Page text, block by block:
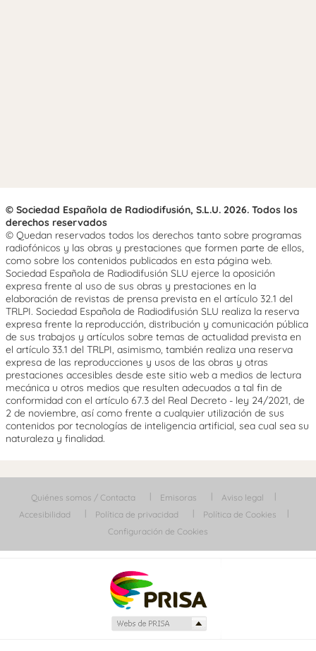
© Sociedad Española de Radiodifusión, S.L.U. 2026. Todos los
derechos reservados
© Quedan reservados todos los derechos tanto sobre programas
radiofónicos y las obras y prestaciones que formen parte de ellos,
como sobre los contenidos publicados en esta página web.
Sociedad Española de Radiodifusión SLU ejerce la oposición
expresa frente al uso de sus obras y prestaciones en la
elaboración de revistas de prensa prevista en el artículo 32.1 del
TRLPI. Sociedad Española de Radiodifusión SLU realiza la reserva
expresa frente la reproducción, distribución y comunicación pública
de sus trabajos y artículos sobre temas de actualidad prevista en
el artículo 33.1 del TRLPI, asimismo, también realiza una reserva
expresa de las reproducciones y usos de las obras y otras
prestaciones accesibles desde este sitio web a medios de lectura
mecánica u otros medios que resulten adecuados a tal fin de
conformidad con el artículo 67.3 del Real Decreto - ley 24/2021, de
2 de noviembre, así como frente a cualquier utilización de sus
contenidos por tecnologías de inteligencia artificial, sea cual sea su
naturaleza y finalidad.
Quiénes somos / Contacta Emisoras
Aviso legal
Accesibilidad
Política de privacidad
Política de Cookies
Configuración de Cookies